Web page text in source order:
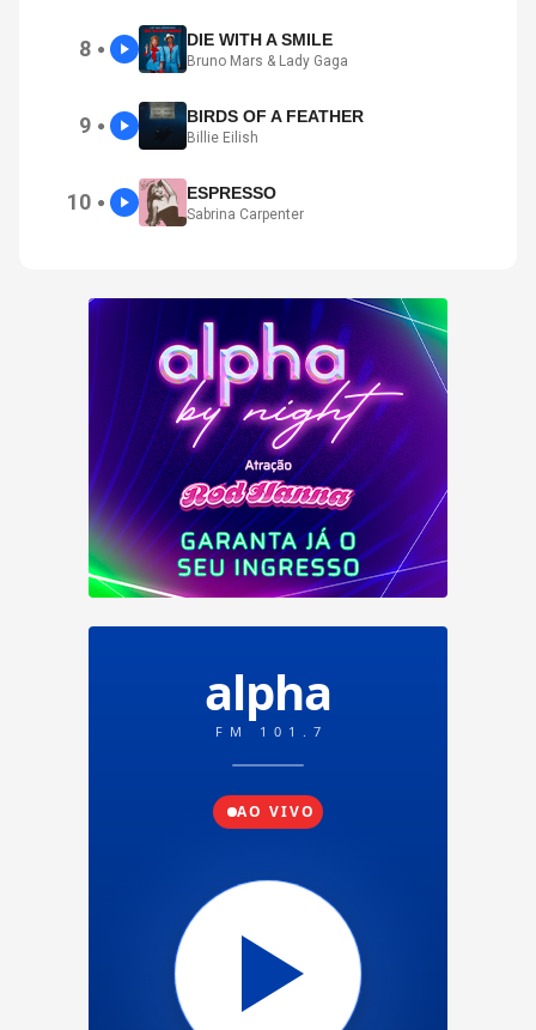
8 ● DIE WITH A SMILE
Bruno Mars & Lady Gaga
9 ● BIRDS OF A FEATHER
Billie Eilish
10 ● ESPRESSO
Sabrina Carpenter